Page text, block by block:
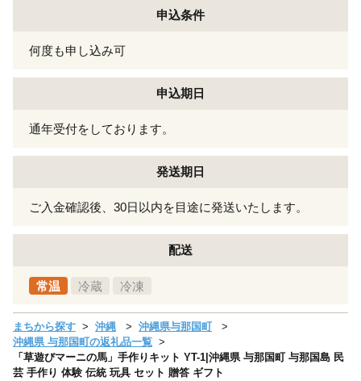
申込条件
何度も申し込み可
申込期日
通年受付をしております。
発送期日
ご入金確認後、30日以内を目途に発送いたします。
配送
常温 冷蔵 冷凍
まちから探す 沖縄
沖縄県与那国町
沖縄県 与那国町の返礼品一覧
「草遊びマーニの馬」手作りキット YT-1|沖縄県 与那国町 与那国島 民
芸 手作り 体験 伝統 玩具 セット 贈答 ギフト